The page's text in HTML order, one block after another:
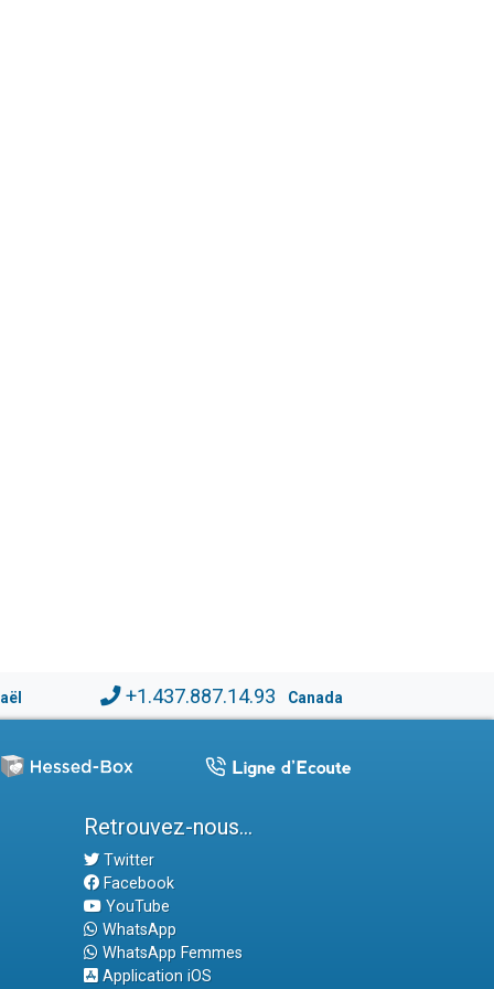
+1.437.887.14.93 Canada
Retrouvez-nous...
Twitter
Facebook
YouTube
WhatsApp
WhatsApp Femmes
Application iOS